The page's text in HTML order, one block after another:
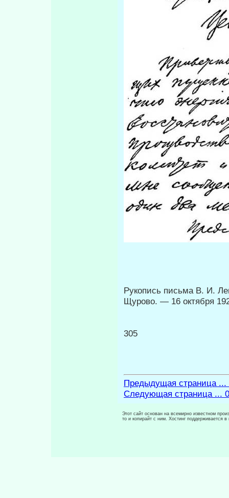
Рукопись письма В. И.
Щурово. — 16 октября
305
Предыдущая страница ...
Следующая страница ... 0
Этот сайт основан на всемирно известном
то и копирайт с ним. Хостинг поддерживается